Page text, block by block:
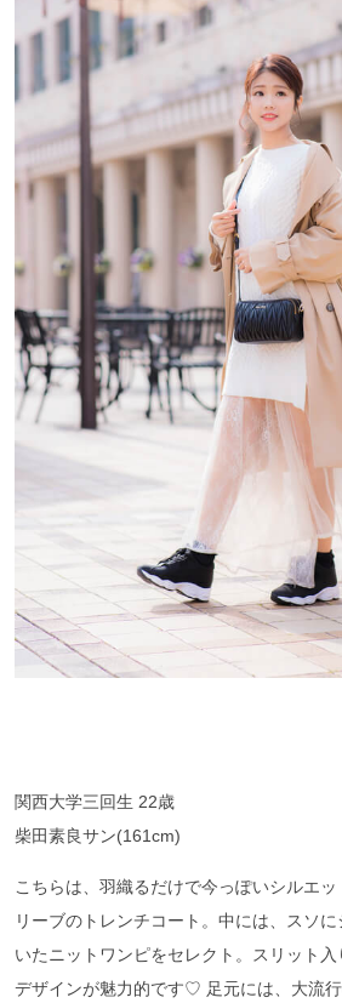
関西大学三回生 22歳
柴田素良サン(161cm)
こちらは、羽織るだけで今っぽいシルエ
リーブのトレンチコート。中には、スソ
いたニットワンピをセレクト。スリット
デザインが魅力的です♡ 足元には、大流